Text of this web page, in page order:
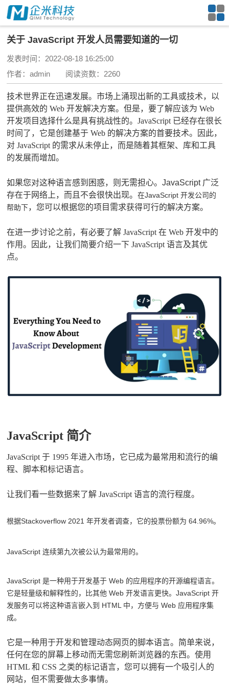
关于 JavaScript 开发人员需要知道的一切
发表时间：2022-08-18 16:25:00
作者：admin 阅读资数：2260
技术世界正在迅速发展。市场上涌现出新的工具或技术，以
提供高效的 Web 开发解决方案。但是，要了解应该为 Web
开发项目选择什么是具有挑战性的。JavaScript 已经存在很长
时间了，它是创建基于 Web 的解决方案的首要技术。因此，
对 JavaScript 的需求从未停止，而是随着其框架、库和工具
的发展而增加。
如果您对这种语言感到困惑，则无需担心。JavaScript 广泛
存在于网络上，而且不会很快出现。在JavaScript 开发公司的
帮助下，您可以根据您的项目需求获得可行的解决方案。
在进一步讨论之前，有必要了解 JavaScript 在 Web 开发中的
作用。因此，让我们简要介绍一下 JavaScript 语言及其优
点。
JavaScript 简介
JavaScript 于 1995 年进入市场，它已成为最常用和流行的编
程、脚本和标记语言。
让我们看一些数据来了解 JavaScript 语言的流行程度。
根据Stackoverflow 2021 年开发者调查，它的投票份额为 64.96%。
JavaScript 连续第九次被公认为最常用的。
JavaScript 是一种用于开发基于 Web 的应用程序的开源编程语言。
它是轻量级和解释性的，比其他 Web 开发语言更快。JavaScript 开
发服务可以将这种语言嵌入到 HTML 中，方便与 Web 应用程序集
成。
它是一种用于开发和管理动态网页的脚本语言。简单来说，
任何在您的屏幕上移动而无需您刷新浏览器的东西。使用
HTML 和 CSS 之类的标记语言，您可以拥有一个吸引人的
网站，但不需要做太多事情。